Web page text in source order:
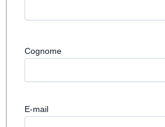
Cognome
E-mail